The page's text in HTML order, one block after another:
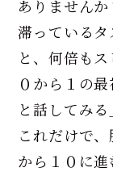
ありませんか
滞っている
と、何倍もス
０から１の
と話してみる｣
これだけで
から１０に進